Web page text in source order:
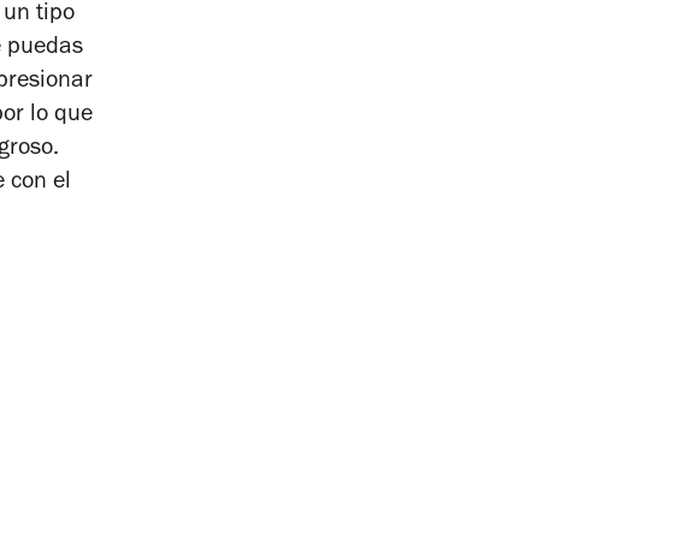
un tipo
puedas
lo que
con el